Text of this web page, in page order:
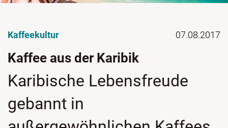
Kaffeekultur 07.08.2017
Kaffee aus der Karibik
Karibische Lebensfreude
gebannt in